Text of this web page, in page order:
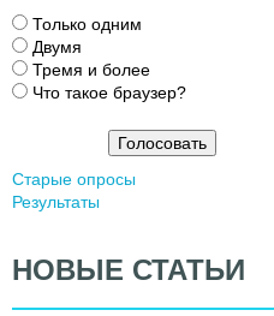
В
а
р
и
ы
Только одним
Двумя
Тремя и более
Что такое браузер?
Старые опросы
Результаты
НОВЫЕ СТАТЬИ